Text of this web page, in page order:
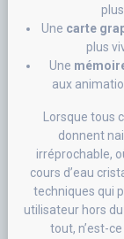
Une carte
plus
Une
aux
Lorsque tous
donnent
irréprochable,
cours d’eau
techniques qui
utilisateur hors
tout, n’est-